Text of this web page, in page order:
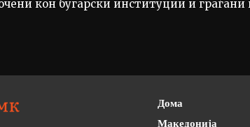
кон бугарски институции и граѓани
Дома
Македонија